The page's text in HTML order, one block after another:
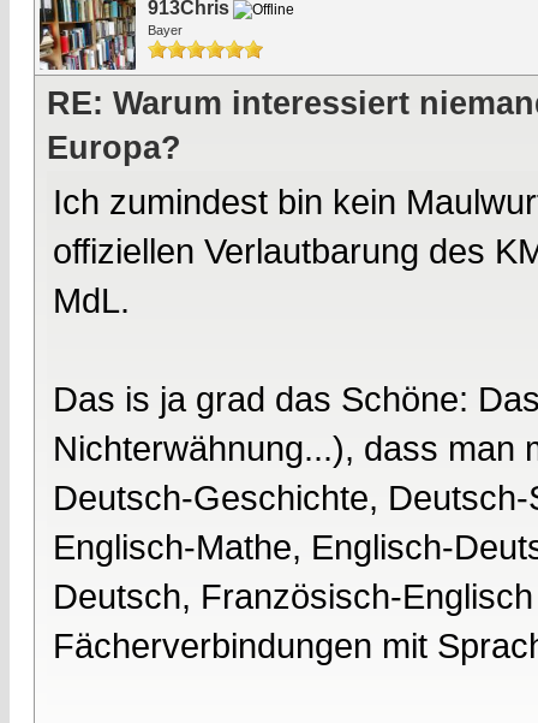
913Chris
Bayer
RE: Warum interessiert
Europa?
Ich zumindest bin kein
offiziellen Verlautbarung des
MdL.
Das is ja grad das Schöne:
Nichterwähnung...), dass man
Deutsch-Geschichte,
Englisch-Mathe, Englisch-
Deutsch, Französisch-
Fächerverbindungen mit